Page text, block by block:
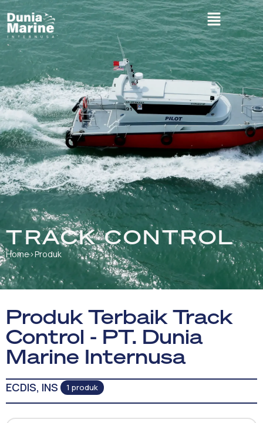
TRACK CONTROL
Home›Produk
Produk Terbaik Track
Control - PT. Dunia
Marine Internusa
ECDIS, INS 1 produk